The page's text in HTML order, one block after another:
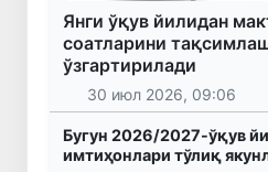
Янги ўқув йилидан
соатларини
ўзгартирилади
30 июл 2026, 09:06
Бугун 2026/2027-ўқув
имтиҳонлари тўлиқ